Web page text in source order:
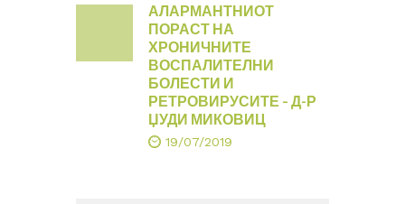
АЛАРМАНТНИОТ
ПОРАСТ НА
ХРОНИЧНИТЕ
ВОСПАЛИТЕЛНИ
БОЛЕСТИ И
РЕТРОВИРУСИТЕ – Д-Р
ЏУДИ МИКОВИЦ
19/07/2019